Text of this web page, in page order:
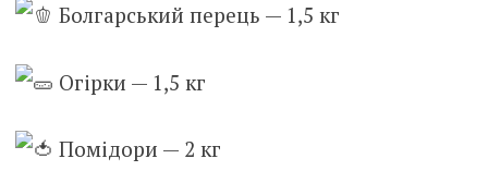
Болгарський перець — 1,5 кг
Огірки — 1,5 кг
Помідори — 2 кг